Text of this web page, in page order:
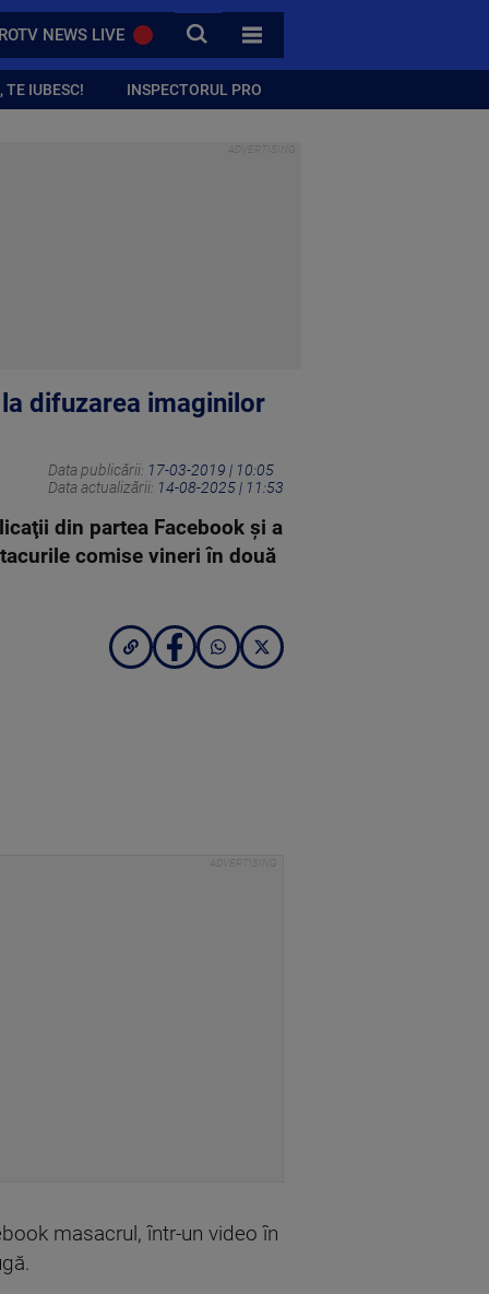
NEWS LIVE CAUTA
TOATE CATEGORIILE
TE IUBESC! INSPECTORUL PRO
difuzarea imaginilor
Data publicării: 17-03-2019 | 10:05
Data actualizării: 14-08-2025 | 11:53
din partea Facebook şi a
comise vineri în două
masacrul, într-un video în